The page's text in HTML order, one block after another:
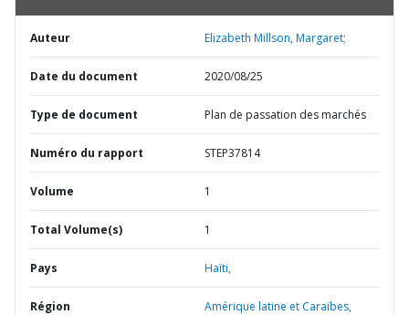
Auteur Elizabeth Millson, Margaret;
Date du document 2020/08/25
Type de document Plan de passation des marchés
Numéro du rapport STEP37814
Volume 1
Total Volume(s) 1
Pays Haïti,
Région Amérique latine et Caraïbes,